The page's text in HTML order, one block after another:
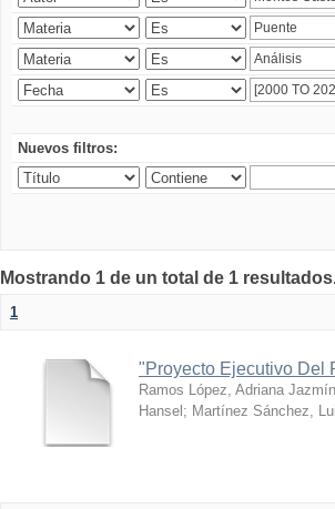
Nuevos filtros:
Mostrando 1 de un total de 1
1
"Proyecto Ejecutivo Del
Ramos López, Adriana Jazmín
Hansel ; Martínez Sánchez,